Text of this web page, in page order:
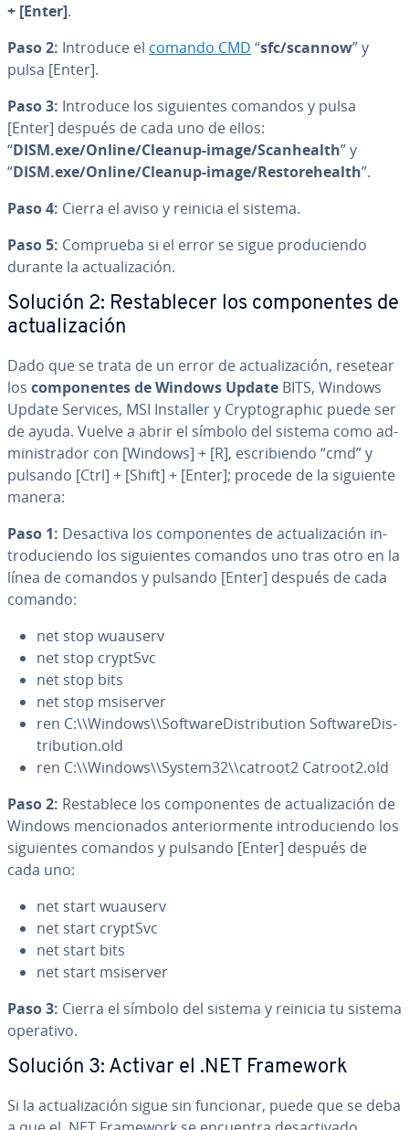
+ [Enter].
Paso 2: Introduce el comando CMD “sfc/scannow” y
pulsa [Enter].
Paso 3: Introduce los si­guie­n­tes comandos y pulsa
[Enter] después de cada uno de ellos:
“DISM.exe/Online/Cleanup-image/Sca­nhea­l­th” y
“DISM.exe/Online/Cleanup-image/Re­s­to­rehea­l­th”.
Paso 4: Cierra el aviso y reinicia el sistema.
Paso 5: Comprueba si el error se sigue pro­du­cie­n­do
durante la ac­tua­li­za­ción.
Solución 2: Re­s­ta­ble­cer los co­m­po­ne­n­tes de
ac­tua­li­za­ción
Dado que se trata de un error de ac­tua­li­za­ción, resetear
los co­m­po­ne­n­tes de Windows Update BITS, Windows
Update Services, MSI Installer y Cr­y­p­to­gra­phic puede ser
de ayuda. Vuelve a abrir el símbolo del sistema como ad­
mi­ni­s­tra­dor con [Windows] + [R], es­cri­bie­n­do “cmd” y
pulsando [Ctrl] + [Shift] + [Enter]; procede de la siguiente
manera:
Paso 1: Desactiva los co­m­po­ne­n­tes de ac­tua­li­za­ción in­
tro­du­cie­n­do los si­guie­n­tes comandos uno tras otro en la
línea de comandos y pulsando [Enter] después de cada
comando:
net stop wuauserv
net stop cryptSvc
net stop bits
net stop msiserver
ren C:\\Windows\\So­f­t­wa­re­Di­s­tri­bu­tion So­f­t­wa­re­Di­s­
tri­bu­tion.old
ren C:\\Windows\\System32\\catroot2 Catroot2.old
Paso 2: Re­s­ta­ble­ce los co­m­po­ne­n­tes de ac­tua­li­za­ción de
Windows me­n­cio­na­dos an­te­rio­r­me­n­te in­tro­du­cie­n­do los
si­guie­n­tes comandos y pulsando [Enter] después de
cada uno:
net start wuauserv
net start cryptSvc
net start bits
net start msiserver
Paso 3: Cierra el símbolo del sistema y reinicia tu sistema
operativo.
Solución 3: Activar el .NET Framework
Si la ac­tua­li­za­ción sigue sin funcionar, puede que se deba